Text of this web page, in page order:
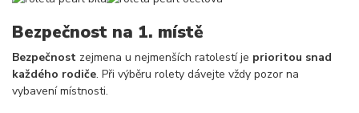
Bezpečnost na 1. místě
Bezpečnost zejmena u nejmenších ratolestí je prioritou snad
každého rodiče. Při výběru rolety dávejte vždy pozor na
vybavení místnosti.